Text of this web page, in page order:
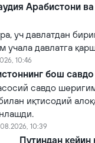
Арабистони
уч давлатдан
учала давлатга
10:46
бош
савдо
иқтисодий
10:39
Путиндан кейин